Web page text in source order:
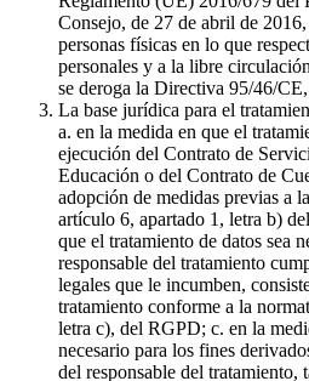
Consejo, de 27 de abril de
personas físicas en lo que
personales y a la libre
se deroga la Directiva 95/46/
La base jurídica para el
a. en la medida en que el
ejecución del Contrato de
Educación o del Contrato de
adopción de medidas previas a
artículo 6, apartado 1, letra b)
que el tratamiento de datos sea
responsable del tratamiento
legales que le incumben,
tratamiento conforme a la
letra c), del RGPD; c. en la
necesario para los fines
del responsable del tratamiento,